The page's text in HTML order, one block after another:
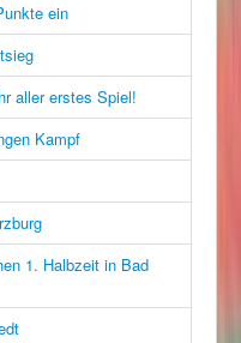
ein
aller erstes Spiel!
Kampf
1. Halbzeit in Bad